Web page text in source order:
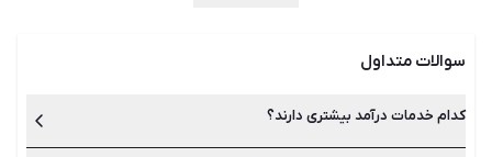
آمده است و قطعا در آینده نیز به لیست آن‌ها اضافه خواهد شد. تفاوتی ندارد
شیپور ثبت و منتشر کنید. سایت و اپلیکیشن شیپور در محیطی کاملا امن،
سوالات متداول
کدام خدمات درآمد بیشتری دارند؟